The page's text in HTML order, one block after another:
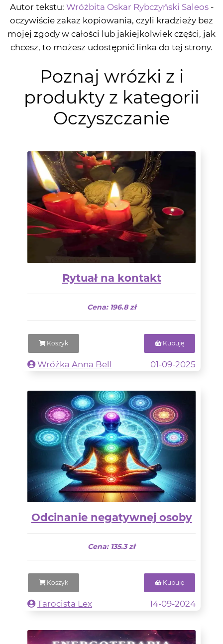
Autor tekstu: Wróżbita Oskar Rybczyński Saleos-
oczywiście zakaz kopiowania, czyli kradzieży bez
mojej zgody w całości lub jakiejkolwiek części, jak
chcesz, to możesz udostępnić linka do tej strony.
Poznaj wrózki z i
produkty z kategorii
Oczyszczanie
Rytuał na kontakt
Cena: 196.8 zł
Koszyk Kupuję
Wróżka Anna Bell 01-09-2025
Odcinanie negatywnej osoby
Cena: 135.3 zł
Koszyk Kupuję
Tarocista Lex 14-09-2024